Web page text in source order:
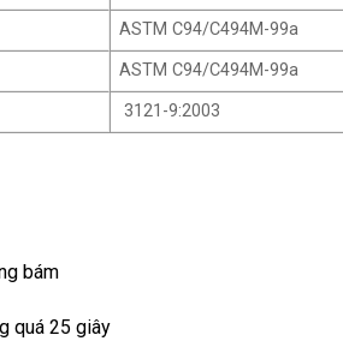
ASTM C94/C494M-99a
ASTM C94/C494M-99a
3121-9:2003
bám
quá 25 giây